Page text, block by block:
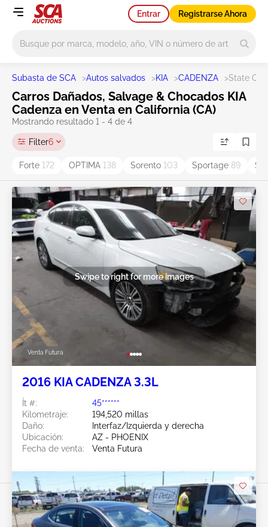
Entrar Registrarse Ahora
Subasta de SCA >Autos salvados >KIA >CADENZA >State CA
Carros Dañados, Salvage & Chocados KIA
Cadenza en Venta en California (CA)
Mostrando resultado 1 - 4 de 4
Filter6
Forte 172 OPTIMA 138 Sorento 103 Sportage 89
Venta Futura
Swipe to right for more images
2016 KIA CADENZA 3.3L
Ít #:
45******
Kilometraje:
194,520 millas
Daño:
Interfaz/Izquierda y derecha
Ubicación:
AZ - PHOENIX
Fecha de venta:
Venta Futura